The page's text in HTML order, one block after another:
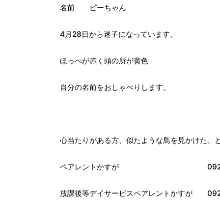
名前 ピーちゃん
4月28日から迷子になっています。
ほっぺが赤く頭の所が黄色
自分の名前をおしゃべりします。
心当たりがある方、似たような鳥を見かけた、
ペアレントかすが 092-
放課後等デイサービスペアレントかすが